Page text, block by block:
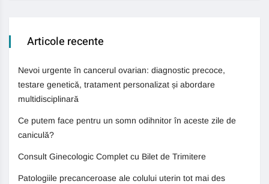
Articole recente
Nevoi urgente în cancerul ovarian: diagnostic precoce,
testare genetică, tratament personalizat și abordare
multidisciplinară
Ce putem face pentru un somn odihnitor în aceste zile de
caniculă?
Consult Ginecologic Complet cu Bilet de Trimitere
Patologiile precanceroase ale colului uterin tot mai des